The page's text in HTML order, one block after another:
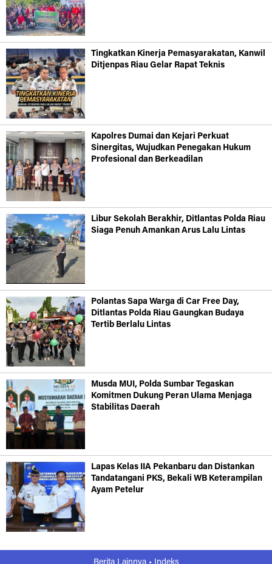
Tingkatkan Kinerja Pemasyarakatan, Kanwil
Ditjenpas Riau Gelar Rapat Teknis
Kapolres Dumai dan Kejari Perkuat
Sinergitas, Wujudkan Penegakan Hukum
Profesional dan Berkeadilan
Libur Sekolah Berakhir, Ditlantas Polda Riau
Siaga Penuh Amankan Arus Lalu Lintas
Polantas Sapa Warga di Car Free Day,
Ditlantas Polda Riau Gaungkan Budaya
Tertib Berlalu Lintas
Musda MUI, Polda Sumbar Tegaskan
Komitmen Dukung Peran Ulama Menjaga
Stabilitas Daerah
Lapas Kelas IIA Pekanbaru dan Distankan
Tandatangani PKS, Bekali WB Keterampilan
Ayam Petelur